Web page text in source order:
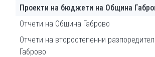
Проекти на бюджети на Община
Отчети на Община Габрово
Отчети на второстепенни
Габрово